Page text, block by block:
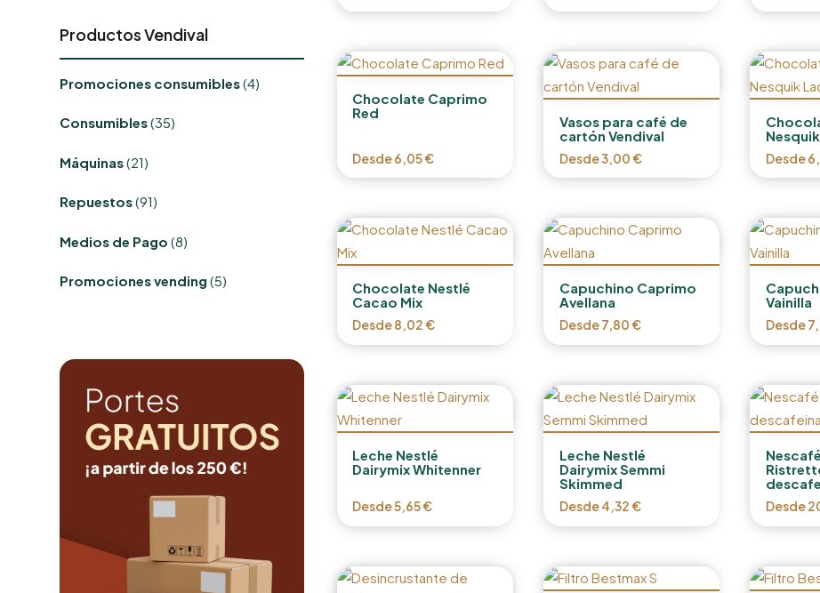
Productos Vendival
Promociones consumibles 4
productos
Consumibles 3535
productos
Máquinas 21
productos
Repuestos 9191
productos
Medios de Pago 8
productos
Promociones vending 55
productos
Chocolate Caprimo
Red
Desde6,05€
Vasos para café de
cartón Vendival
Desde3,00€ Desde
Chocolate Nestlé
Cacao Mix
Desde8,02€
Capuchino Caprimo
Avellana
Desde7,80€
Vainilla
Desde
Leche Nestlé
Dairymix Whitenner
Desde5,65€
Leche Nestlé
Dairymix Semmi
Skimmed
Desde4,32€ Desde